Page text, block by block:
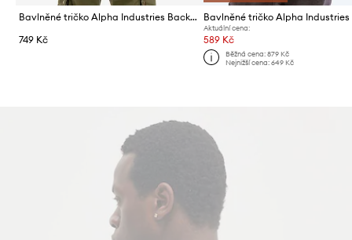
Bavlněné tričko Alpha Industries Backprint
749 Kč
Aktuální cena:
589 Kč
Běžná cena: 879 Kč
Nejnižší cena: 649 Kč